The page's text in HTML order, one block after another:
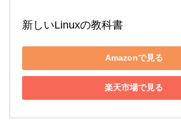
新しいLinuxの教科書
Amazonで見る
楽天市場で見る